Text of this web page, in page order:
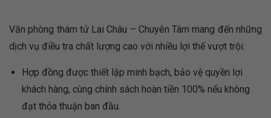
Văn phòng thám tử Lai Châu – Chuyên Tâm mang đến những
dịch vụ điều tra chất lượng cao với nhiều lợi thế vượt trội:
Hợp đồng được thiết lập minh bạch, bảo vệ quyền lợi
khách hàng, cùng chính sách hoàn tiền 100% nếu không
đạt thỏa thuận ban đầu.